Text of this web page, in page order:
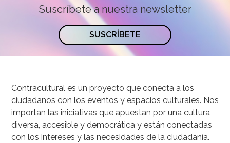
Suscríbete a nuestra newsletter
SUSCRÍBETE
Contracultural es un proyecto que conecta a los
ciudadanos con los eventos y espacios culturales. Nos
importan las iniciativas que apuestan por una cultura
diversa, accesible y democrática y están conectadas
con los intereses y las necesidades de la ciudadanía.